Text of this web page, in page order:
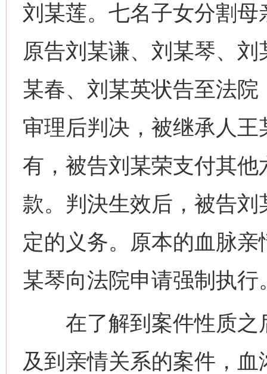
刘某莲。七名子女分割
原告刘某谦、刘某琴、
某春、刘某英状告至法
审理后判决，被继承人
有，被告刘某荣支付其
款。判決生效后，被告
定的义务。原本的血脉
某琴向法院申请强制执行
在了解到案件性质之
及到亲情关系的案件，